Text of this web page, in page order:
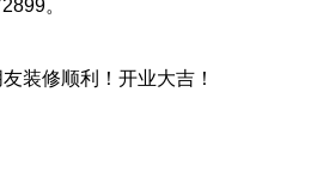
。
修顺利！开业大吉！